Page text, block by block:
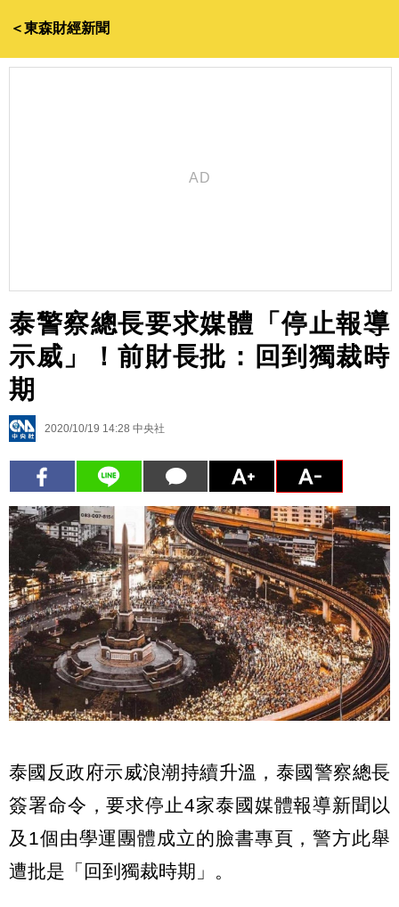
＜東森財經新聞
泰警察總長要求媒體「停止報導
示威」！前財長批：回到獨裁時
期
2020/10/19 14:28 中央社
泰國反政府示威浪潮持續升溫，泰國警察總長
簽署命令，要求停止4家泰國媒體報導新聞以
及1個由學運團體成立的臉書專頁，警方此舉
遭批是「回到獨裁時期」。